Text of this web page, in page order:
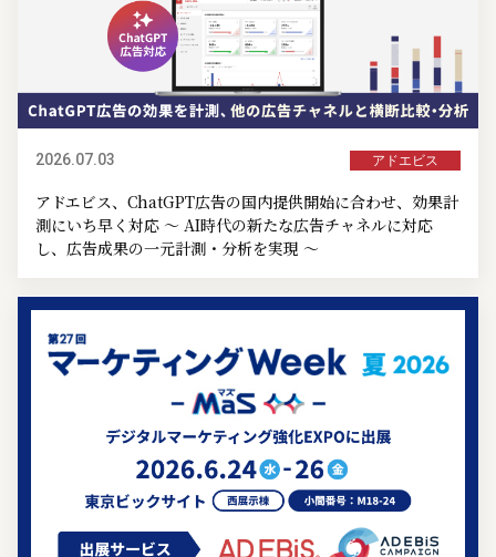
2026.07.03 アドエビス
アドエビス、ChatGPT広告の国内提供開始に合わせ、効果計
測にいち早く対応 ～ AI時代の新たな広告チャネルに対応
し、広告成果の一元計測・分析を実現 ～